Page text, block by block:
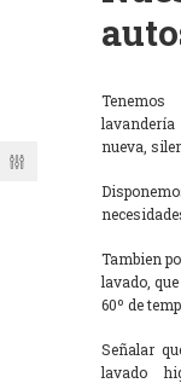
nueva,
Tambien
lavado,
60º de
Señalar
lavado